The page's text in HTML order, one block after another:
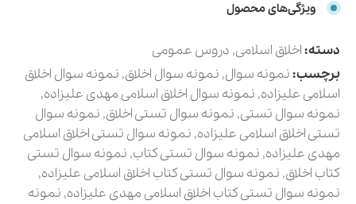
ویژگی‌های محصول
دسته:اخلاق اسلامی, دروس عمومی
برچسب:نمونه سوال, نمونه سوال اخلاق, نمونه سوال اخلاق
اسلامی علیزاده, نمونه سوال اخلاق اسلامی مهدی علیزاده,
نمونه سوال تستی, نمونه سوال تستی اخلاق, نمونه سوال
تستی اخلاق اسلامی علیزاده, نمونه سوال تستی اخلاق اسلامی
مهدی علیزاده, نمونه سوال تستی کتاب, نمونه سوال تستی
کتاب اخلاق, نمونه سوال تستی کتاب اخلاق اسلامی علیزاده,
نمونه سوال تستی کتاب اخلاق اسلامی مهدی علیزاده, نمونه